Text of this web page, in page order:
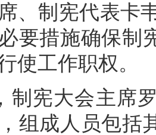
、制宪代表卡
要措施确保制
使工作职权。
宪大会主席罗
组成人员包括